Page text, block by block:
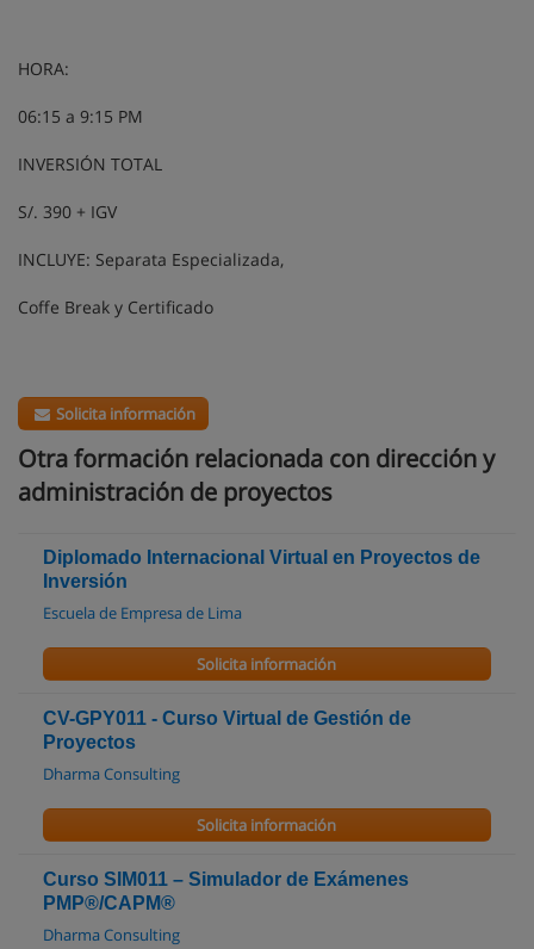
HORA:
06:15 a 9:15 PM
INVERSIÓN TOTAL
S/. 390 + IGV
INCLUYE: Separata Especializada,
Coffe Break y Certificado
Solicita información
Otra formación relacionada con dirección y
administración de proyectos
Diplomado Internacional Virtual en Proyectos de
Inversión
Escuela de Empresa de Lima
Solicita información
CV-GPY011 - Curso Virtual de Gestión de
Proyectos
Dharma Consulting
Solicita información
Curso SIM011 – Simulador de Exámenes
PMP®/CAPM®
Dharma Consulting